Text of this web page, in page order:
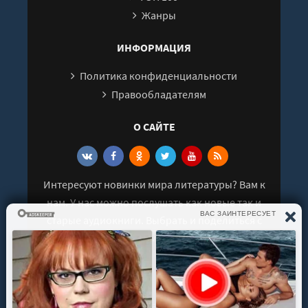
Жанры
ИНФОРМАЦИЯ
Политика конфиденциальности
Правообладателям
О САЙТЕ
Интересуют новинки мира литературы? Вам к
нам. У нас можно послушать как новые так и
старые аудиокниги. Выбрать и поделиться с
друзьями лучшими аудиокнигами!
© 2021 - 2026 kniga-audio.net. Все права